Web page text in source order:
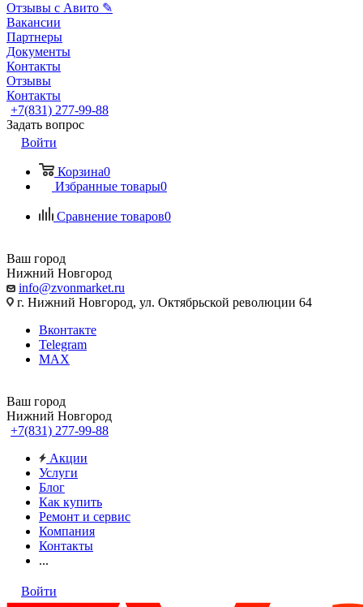
Отзывы с Авито ✎
Вакансии
Партнеры
Документы
Контакты
Отзывы
Контакты
+7(831) 277-99-88
Задать вопрос
Войти
Корзина0
Избранные товары0
Сравнение товаров0
Ваш город
Нижний Новгород
info@zvonmarket.ru
г. Нижний Новгород, ул. Октябрьской революции 64
Вконтакте
Telegram
MAX
Ваш город
Нижний Новгород
+7(831) 277-99-88
Акции
Услуги
Блог
Как купить
Ремонт и сервис
Компания
Контакты
...
Войти